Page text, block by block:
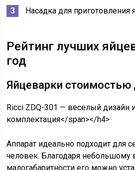
Насадка для приготовления
Рейтинг лучших
год
Яйцеварки стоимостью
Ricci ZDQ-301 — веселый дизайн
комплектация</span></h4>
Аппарат идеально подходит для
человек. Благодаря небольшому
малогабаритности его можно